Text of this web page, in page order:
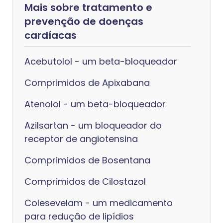
Mais sobre tratamento e
prevenção de doenças
cardíacas
Acebutolol - um beta-bloqueador
Comprimidos de Apixabana
Atenolol - um beta-bloqueador
Azilsartan - um bloqueador do
receptor de angiotensina
Comprimidos de Bosentana
Comprimidos de Cilostazol
Colesevelam - um medicamento
para redução de lipídios